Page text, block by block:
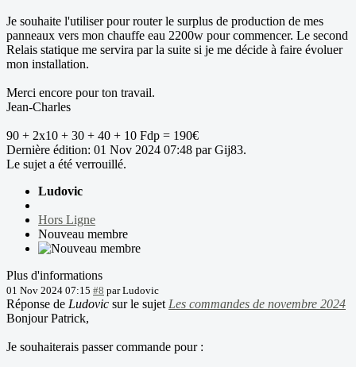
Je souhaite l'utiliser pour router le surplus de production de mes
panneaux vers mon chauffe eau 2200w pour commencer. Le second
Relais statique me servira par la suite si je me décide à faire évoluer
mon installation.
Merci encore pour ton travail.
Jean-Charles
90 + 2x10 + 30 + 40 + 10 Fdp = 190€
Dernière édition: 01 Nov 2024 07:48 parGij83.
Le sujet a été verrouillé.
Ludovic
Hors Ligne
Nouveau membre
Plus d'informations
01 Nov 2024 07:15 #8 parLudovic
Réponse de Ludovic sur le sujet Les commandes de novembre 2024
Bonjour Patrick,
Je souhaiterais passer commande pour :